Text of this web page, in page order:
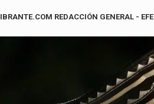
REDACCIÓN GENERAL - EFE